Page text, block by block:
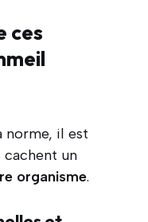
ces
norme, il est
cachent un
organisme.